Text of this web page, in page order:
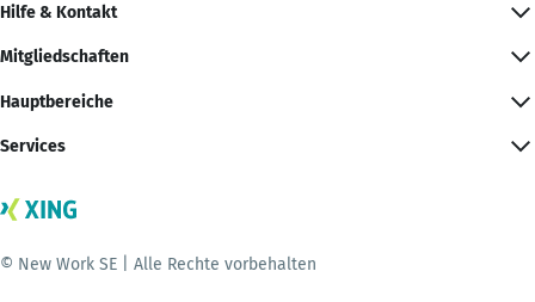
Hilfe & Kontakt
Mitgliedschaften
Hauptbereiche
Services
© New Work SE | Alle Rechte vorbehalten